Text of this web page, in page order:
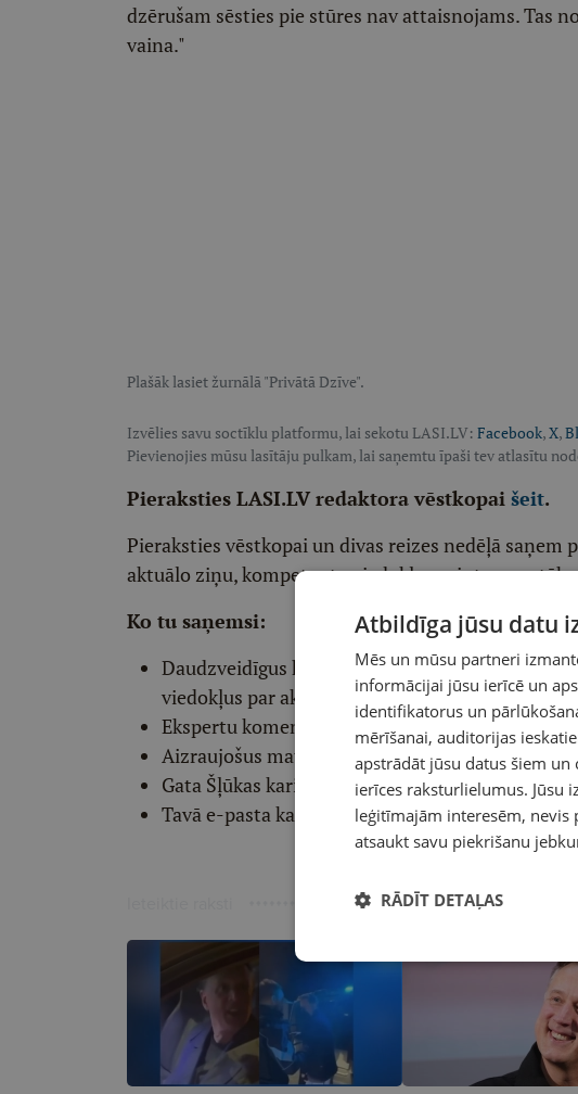
dzērušam sēsties pie stūres nav attaisnojams. Tas
vaina."
Plašāk lasiet žurnālā "Privātā Dzīve".
Izvēlies savu soctīklu platformu, lai sekotu LASI.LV: Facebook,X,
Pievienojies mūsu lasītāju pulkam, lai saņemtu īpaši tev atlasītu
Pieraksties LASI.LV redaktora vēstkopai šeit.
Pieraksties vēstkopai un divas reizes nedēļā saņem
aktuālo ziņu, kompetentu viedokļu un
Ko tu saņemsi:
Daudzveidīgus komentārus un kompetentus
viedokļus par aktuālo
Ekspertu komentārus par dažādiem
Aizraujošus materiālus par vēsturi, psiholoģiju,
Gata Šļūkas karikatūru
Tavā e-pasta kastītē katru ceturtdienu
Atbildīga jūsu datu
Mēs un mūsu partneri
informācijai jūsu ierīcē un
identifikatorus un
mērīšanai, auditorijas
apstrādāt jūsu datus šiem
ierīces raksturlielumus. Jūsu
leģitīmajām interesēm, nevis
atsaukt savu piekrišanu
RĀDĪT DETAĻAS